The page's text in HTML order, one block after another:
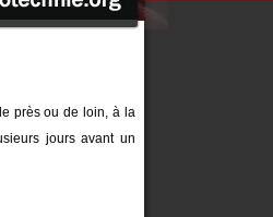
près ou de loin, à la
jours avant un